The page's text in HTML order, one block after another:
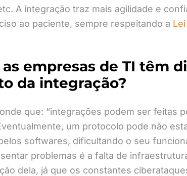
A integração traz mais agilidade e
ao paciente, sempre respeitando a
empresas de TI têm
da integração?
que: “integrações podem ser feitas
um protocolo pode não
softwares, dificultando o seu
problemas é a falta de
dela, já que os constantes